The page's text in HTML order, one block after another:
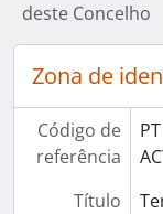
deste Concelho
Zona de
Código de
referência
Título